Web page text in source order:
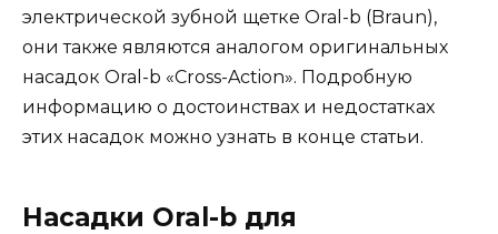
электрической зубной щетке Oral-b (Braun),
они также являются аналогом оригинальных
насадок Oral-b «Cross-Action». Подробную
информацию о достоинствах и недостатках
этих насадок можно узнать в конце статьи.
Насадки Oral-b для